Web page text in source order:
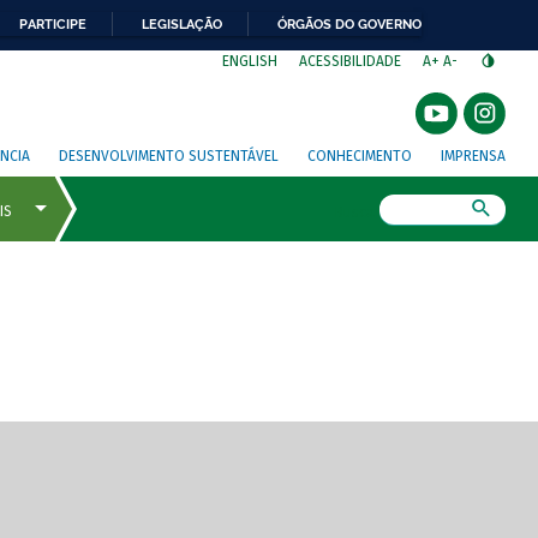
PARTICIPE LEGISLAÇÃO ÓRGÃOS DO GOVERNO
ENGLISH ACESSIBILIDADE A+ A-
DESENVOLVIMENTO SUSTENTÁVEL CONHECIMENTO IMPRENSA
de tela